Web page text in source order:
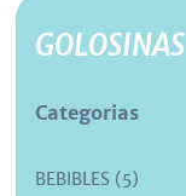
GOLOSINAS
Categorias
BEBIBLES (5)